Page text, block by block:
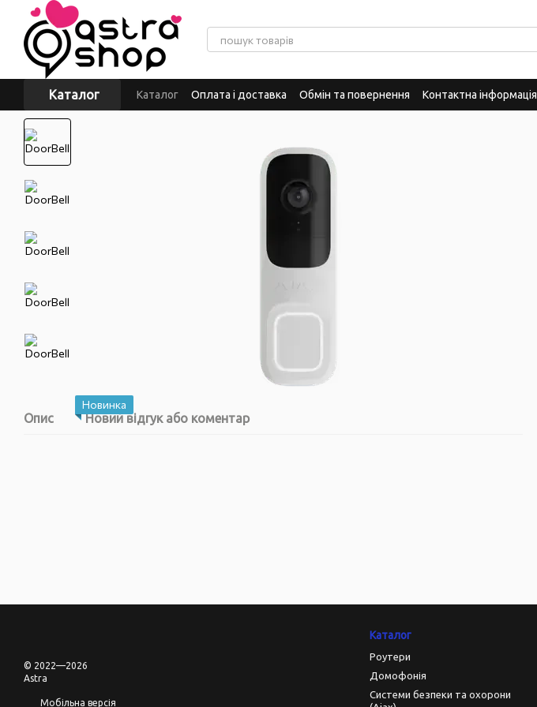
Перейти до основного контенту
Каталог Каталог Оплата і доставка Обмін та повернення Контактна інформація
Новинка
Опис Новий відгук або коментар
© 2022—2026
Astra
Мобільна версія
Каталог
Роутери
Домофонія
Системи безпеки та охорони